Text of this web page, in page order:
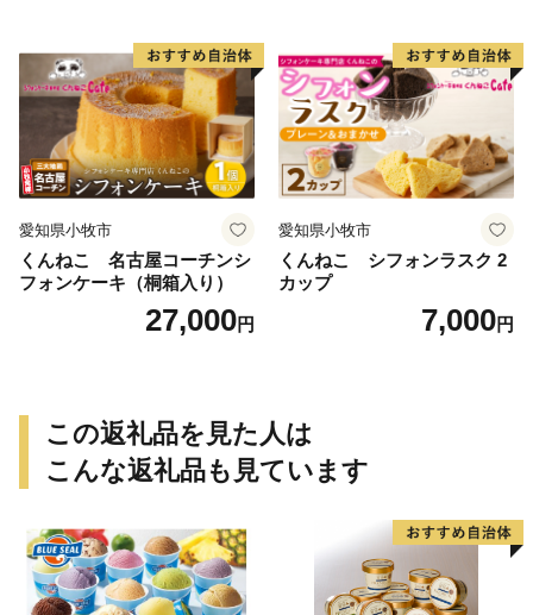
レーション ホールケーキ 日
時指定可
愛知県小牧市
くんねこ 名古屋コーチンシ
フォンケーキ（桐箱入り）
27,000円
愛知県小牧市
くんねこ シフォンラスク 2
カップ
7,000円
この返礼品を見た人は
こんな返礼品も見ています